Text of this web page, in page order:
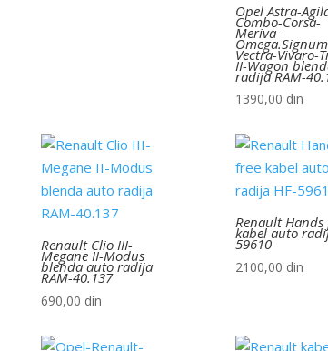
Opel Astra-
Combo-Corsa-
Meriva-
Vectra-Vivaro-
II-Wagon
radija RAM-
1390,00 din
Renault Clio III-
Megane II-Modus
blenda auto radija
RAM-40.137
690,00 din
Renault Hands
kabel auto
59610
2100,00 din